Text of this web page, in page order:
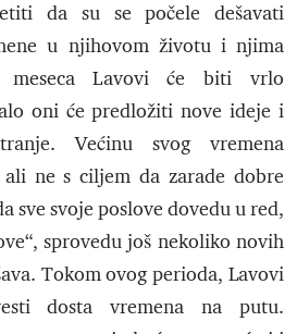
da su se počele dešavati
u njihovom životu i njima
meseca Lavovi će biti vrlo
oni će predložiti nove ideje i
Većinu svog vremena
ne s ciljem da zarade dobre
sve svoje poslove dovedu u red,
sprovedu još nekoliko novih
Tokom ovog perioda, Lavovi
dosta vremena na putu.